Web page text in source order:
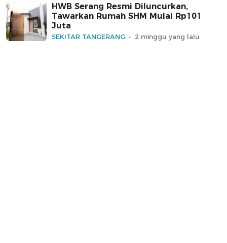
HWB Serang Resmi Diluncurkan,
Tawarkan Rumah SHM Mulai Rp101
Juta
SEKITAR TANGERANG 2 minggu yang lalu